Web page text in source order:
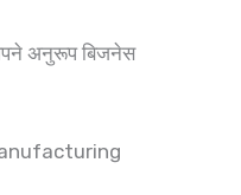
अनुरूप बिजनेस